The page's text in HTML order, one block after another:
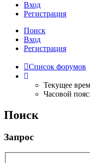
Вход
Регистрация
Поиск
Вход
Регистрация
Список форумов
Текущее
Часовой пояс:
Поиск
Запрос